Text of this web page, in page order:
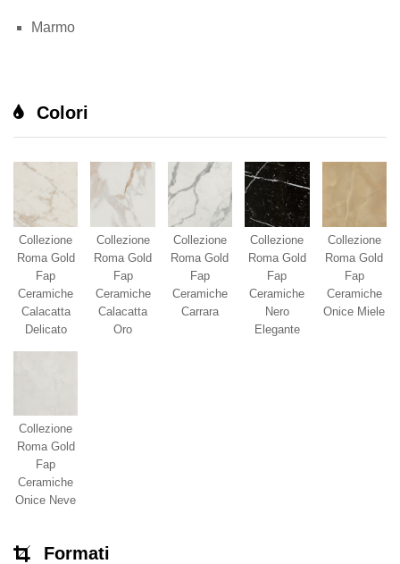
Marmo
Colori
Collezione
Roma Gold
Fap
Ceramiche
Calacatta
Delicato
Collezione
Roma Gold
Fap
Ceramiche
Calacatta
Oro
Collezione
Roma Gold
Fap
Ceramiche
Carrara
Collezione
Roma Gold
Fap
Ceramiche
Nero
Elegante
Collezione
Roma Gold
Fap
Ceramiche
Onice Miele
Collezione
Roma Gold
Fap
Ceramiche
Onice Neve
Formati